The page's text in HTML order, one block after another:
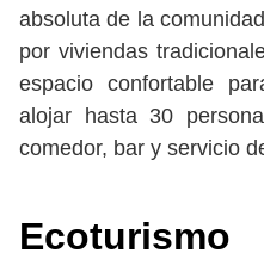
absoluta de la
por viviendas
espacio confortable
alojar hasta 30
comedor, bar y servicio
Ecoturismo